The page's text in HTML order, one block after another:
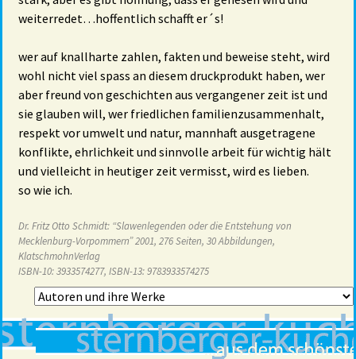
weiterredet…hoffentlich schafft er´s!
wer auf knallharte zahlen, fakten und beweise steht, wird
wohl nicht viel spass an diesem druckprodukt haben, wer
aber freund von geschichten aus vergangener zeit ist und
sie glauben will, wer friedlichen familienzusammenhalt,
respekt vor umwelt und natur, mannhaft ausgetragene
konflikte, ehrlichkeit und sinnvolle arbeit für wichtig hält
und vielleicht in heutiger zeit vermisst, wird es lieben.
so wie ich.
Dr. Fritz Otto Schmidt: “Slawenlegenden oder die Entstehung von
Mecklenburg-Vorpommern” 2001, 276 Seiten, 30 Abbildungen,
KlatschmohnVerlag
ISBN-10: 3933574277, ISBN-13: 9783933574275